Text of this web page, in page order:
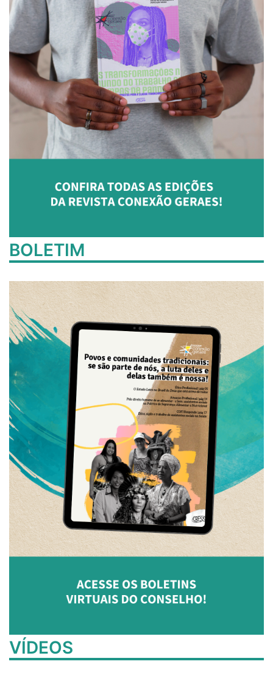
BOLETIM
VÍDEOS